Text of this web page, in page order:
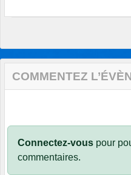
COMMENTEZ
Connectez-vous pour
commentaires.